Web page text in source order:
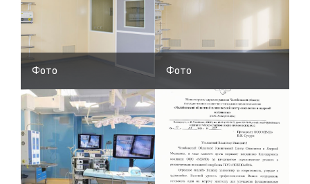
Фото Фото